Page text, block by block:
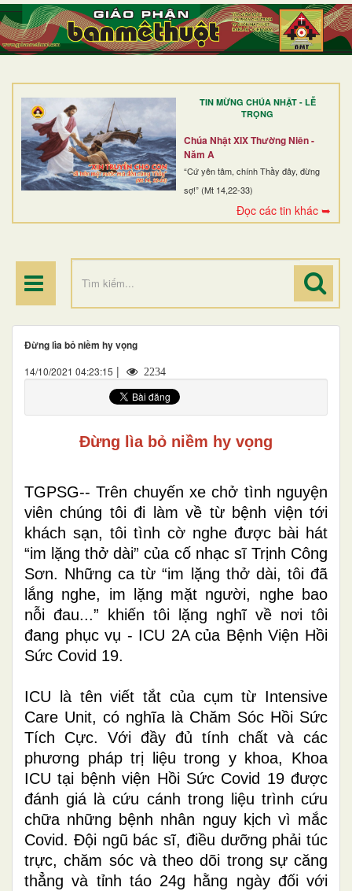
TIN MỪNG CHÚA NHẬT - LỄ
TRỌNG
Chúa Nhật XIX Thường Niên -
Năm A
“Cứ yên tâm, chính Thầy đây, đừng
sợ!” (Mt 14,22-33)
Đọc các tin khác ➥
TRANG NHẤT
GIỚI THIỆU
DÒNG TU
BAN MỤC VỤ
ĐOÀN THỂ CG
Đừng lìa bỏ niềm hy vọng
14/10/2021 04:23:15 | 2234
Đừng lìa bỏ niềm hy vọng
TGPSG-- Trên chuyến xe chở tình nguyện
viên chúng tôi đi làm về từ bệnh viện tới
khách sạn, tôi tình cờ nghe được bài hát
“im lặng thở dài” của cố nhạc sĩ Trịnh Công
Sơn. Những ca từ “im lặng thở dài, tôi đã
lắng nghe, im lặng mặt người, nghe bao
nỗi đau...” khiến tôi lặng nghĩ về nơi tôi
đang phục vụ - ICU 2A của Bệnh Viện Hồi
Sức Covid 19.
ICU là tên viết tắt của cụm từ Intensive
Care Unit, có nghĩa là Chăm Sóc Hồi Sức
Tích Cực. Với đầy đủ tính chất và các
phương pháp trị liệu trong y khoa, Khoa
ICU tại bệnh viện Hồi Sức Covid 19 được
đánh giá là cứu cánh trong liệu trình cứu
chữa những bệnh nhân nguy kịch vì mắc
Covid. Đội ngũ bác sĩ, điều dưỡng phải túc
trực, chăm sóc và theo dõi trong sự căng
thẳng và tỉnh táo 24g hằng ngày đối với